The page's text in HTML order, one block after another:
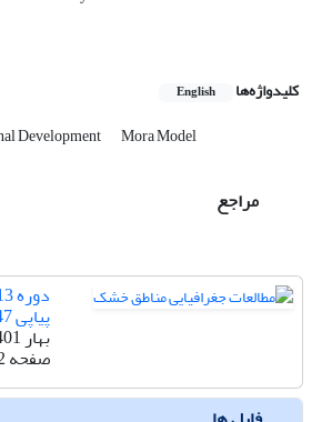
کلیدواژه‌ها English
Development Mora Model
مراجع
پیاپی 47
بهار 1401
صفحه